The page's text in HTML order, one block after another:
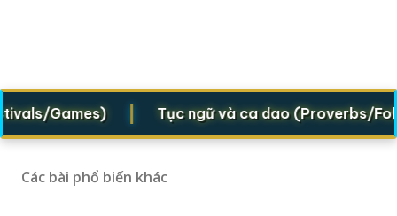
Games) | Tục ngữ và ca dao (Proverbs/Folk
Các bài phổ biến khác